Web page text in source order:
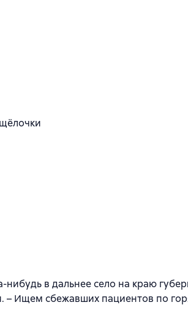
в дальнее село на краю
– Ищем сбежавших пациентов по